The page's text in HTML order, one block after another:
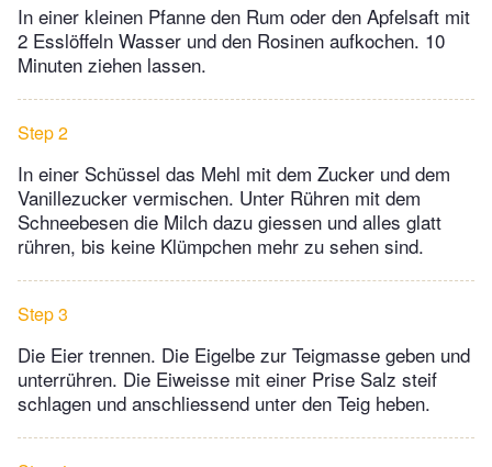
In einer kleinen Pfanne den Rum oder den Apfelsaft mit
2 Esslöffeln Wasser und den Rosinen aufkochen. 10
Minuten ziehen lassen.
Step 2
In einer Schüssel das Mehl mit dem Zucker und dem
Vanillezucker vermischen. Unter Rühren mit dem
Schneebesen die Milch dazu giessen und alles glatt
rühren, bis keine Klümpchen mehr zu sehen sind.
Step 3
Die Eier trennen. Die Eigelbe zur Teigmasse geben und
unterrühren. Die Eiweisse mit einer Prise Salz steif
schlagen und anschliessend unter den Teig heben.